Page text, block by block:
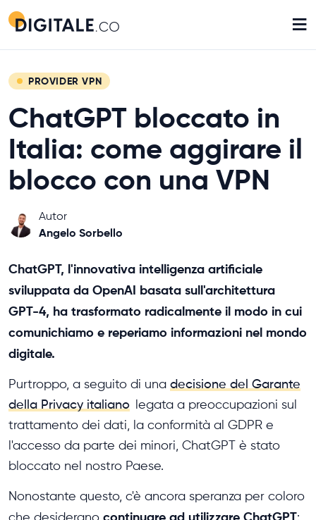
≡
PROVIDER VPN
ChatGPT bloccato in
Italia: come aggirare il
blocco con una VPN
Autor
Angelo Sorbello
ChatGPT, l'innovativa intelligenza artificiale
sviluppata da OpenAI basata sull'architettura
GPT-4, ha trasformato radicalmente il modo in cui
comunichiamo e reperiamo informazioni nel mondo
digitale.
Purtroppo, a seguito di una decisione del Garante
della Privacy italiano legata a preoccupazioni sul
trattamento dei dati, la conformità al GDPR e
l'accesso da parte dei minori, ChatGPT è stato
bloccato nel nostro Paese.
Nonostante questo, c'è ancora speranza per coloro
che desiderano continuare ad utilizzare ChatGPT: